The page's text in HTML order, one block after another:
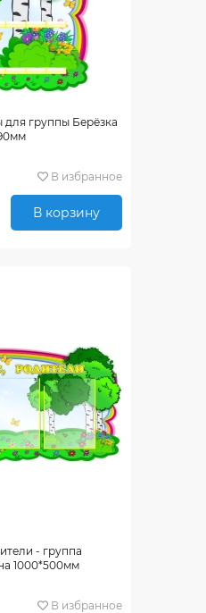
группы Берёзка
В избранное
В корзину
- группа
1000*500мм
В избранное